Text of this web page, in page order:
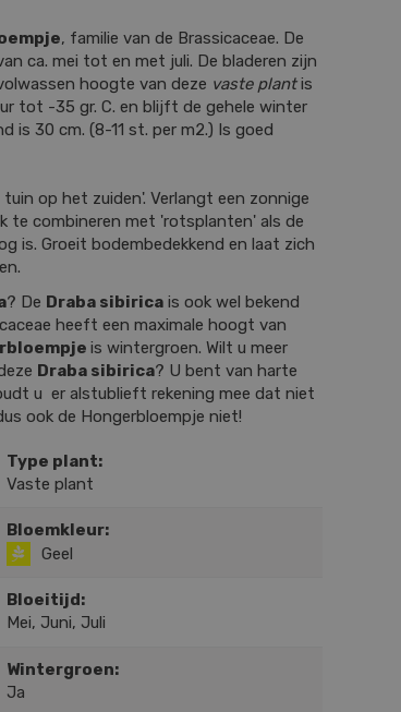
, familie van de Brassicaceae. De
ca. mei tot en met juli. De bladeren zijn
hoogte van deze vaste plantis
tot -35 gr. C. en blijft de gehele winter
is 30 cm. (8-11 st. per m2.) Is goed
op het zuiden'. Verlangt een zonnige
te combineren met 'rotsplanten' als de
is. Groeit bodembedekkend en laat zich
? De Draba sibirica is ook wel bekend
heeft een maximale hoogt van
is wintergroen. Wilt u meer
Draba sibirica? U bent van harte
u er alstublieft rekening mee dat niet
ook de Hongerbloempje niet!
Type plant:
Vaste plant
Bloemkleur:
Geel
Bloeitijd:
Mei, Juni, Juli
Wintergroen:
Ja